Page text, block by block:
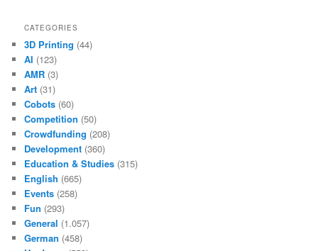
CATEGORIES
3D Printing (44)
AI (123)
AMR (3)
Art (31)
Cobots (60)
Competition (50)
Crowdfunding (208)
Development (360)
Education & Studies (315)
English (665)
Events (258)
Fun (293)
General (1.057)
German (458)